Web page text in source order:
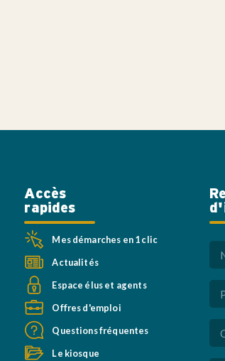
Accès
rapides
Mes démarches en 1 clic
Actualités
Espace élus et agents
Offres d'emploi
Questions fréquentes
Le kiosque